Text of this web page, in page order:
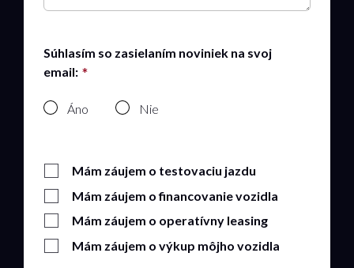
Súhlasím so zasielaním noviniek na svoj
email:
Áno Nie
Mám záujem o testovaciu jazdu
Mám záujem o financovanie vozidla
Mám záujem o operatívny leasing
Mám záujem o výkup môjho vozidla